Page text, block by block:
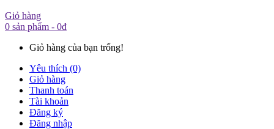
Giỏ hàng
0 sản phẩm - 0đ
Giỏ hàng của bạn trống!
Yêu thích (0)
Giỏ hàng
Thanh toán
Tài khoản
Đăng ký
Đăng nhập